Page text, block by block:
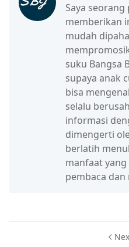
Saya
memberikan
mudah
suku Bangsa
supaya anak
bisa
selalu
informasi
dimengerti
berlatih
manfaat
pembaca dan